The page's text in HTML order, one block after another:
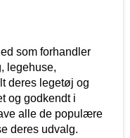
som forhandler
legehuse,
deres legetøj og
og godkendt i
alle de populære
deres udvalg.